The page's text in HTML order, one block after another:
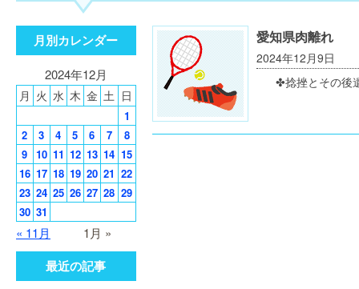
愛知県肉離れ
2024年12月9日
✤捻挫とそ
月別カレンダー
2024年12月
月 火 水 木 金 土 日
« 11月 1月 »
1
2
3 4 5 6 7
8
9 10 11 12 13 14 15
16 17 18 19 20 21 22
23 24 25 26 27 28 29
30 31
最近の記事